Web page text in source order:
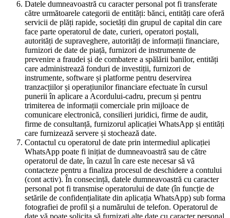
Datele dumneavoastră cu caracter personal pot fi transferate
către următoarele categorii de entități: bănci, entități care oferă
servicii de plăți rapide, societăți din grupul de capital din care
face parte operatorul de date, curieri, operatori poștali,
autorități de supraveghere, autorități de informații financiare,
furnizori de date de piață, furnizori de instrumente de
prevenire a fraudei și de combatere a spălării banilor, entități
care administrează fonduri de investiții, furnizori de
instrumente, software și platforme pentru deservirea
tranzacțiilor și operațiunilor financiare efectuate în cursul
punerii în aplicare a Acordului-cadru, precum și pentru
trimiterea de informații comerciale prin mijloace de
comunicare electronică, consilieri juridici, firme de audit,
firme de consultanță, furnizorul aplicației WhatsApp și entități
care furnizează servere și stochează date.
Contactul cu operatorul de date prin intermediul aplicației
WhatsApp poate fi inițiat de dumneavoastră sau de către
operatorul de date, în cazul în care este necesar să vă
contacteze pentru a finaliza procesul de deschidere a contului
(cont activ). În consecință, datele dumneavoastră cu caracter
personal pot fi transmise operatorului de date (în funcție de
setările de confidențialitate din aplicația WhatsApp) sub forma
fotografiei de profil și a numărului de telefon. Operatorul de
date vă poate solicita să furnizați alte date cu caracter personal